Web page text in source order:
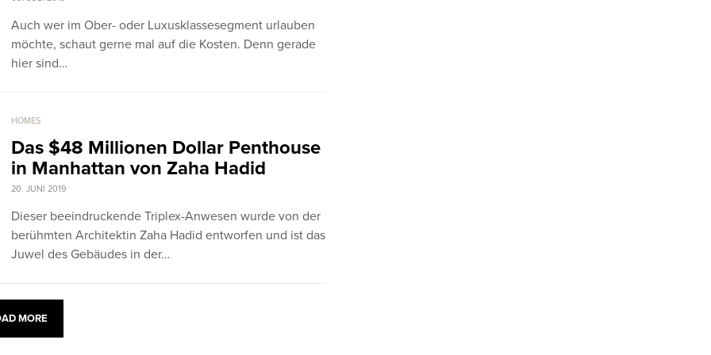
Auch wer im Ober- oder Luxusklassesegment urlauben
möchte, schaut gerne mal auf die Kosten. Denn gerade
hier sind…
HOMES
Das $48 Millionen Dollar Penthouse
in Manhattan von Zaha Hadid
20. JUNI 2019
Dieser beeindruckende Triplex-Anwesen wurde von der
berühmten Architektin Zaha Hadid entworfen und ist das
Juwel des Gebäudes in der…
MORE